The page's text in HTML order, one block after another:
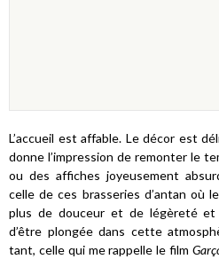
L’accueil est affable. Le décor est
donne l’impression de remonter le
ou des affiches joyeusement
celle de ces brasseries d’antan où
plus de douceur et de légèreté et
d’être plongée dans cette
tant, celle qui me rappelle le film